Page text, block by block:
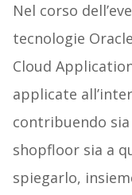
Nel corso
tecnologie
Cloud
applicate
contribuendo
shopfloor sia a
spiegarlo,